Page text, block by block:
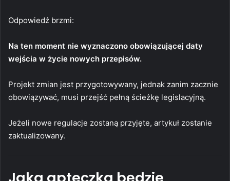
Odpowiedź brzmi:
Na ten moment nie wyznaczono obowiązującej daty
wejścia w życie nowych przepisów.
Projekt zmian jest przygotowywany, jednak zanim zacznie
obowiązywać, musi przejść pełną ścieżkę legislacyjną.
Jeżeli nowe regulacje zostaną przyjęte, artykuł zostanie
zaktualizowany.